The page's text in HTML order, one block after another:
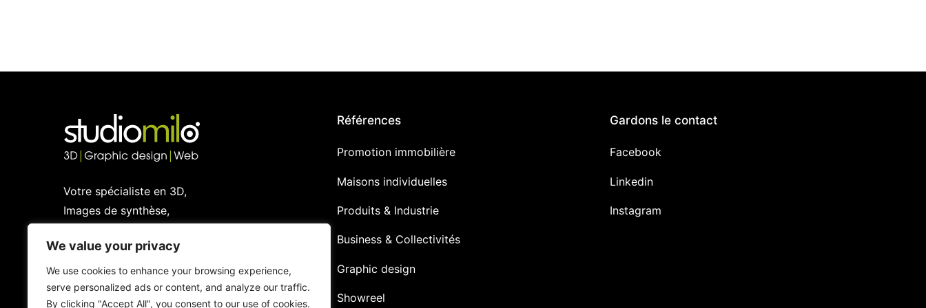
We value your privacy
We use cookies to enhance your browsing experience,
serve personalized ads or content, and analyze our traffic.
By clicking "Accept All", you consent to our use of cookies.
Votre spécialiste en 3D,
Images de synthèse,
Références
Promotion immobilière
Maisons individuelles
Produits & Industrie
Business & Collectivités
Graphic design
Showreel
Gardons le contact
Facebook
Linkedin
Instagram